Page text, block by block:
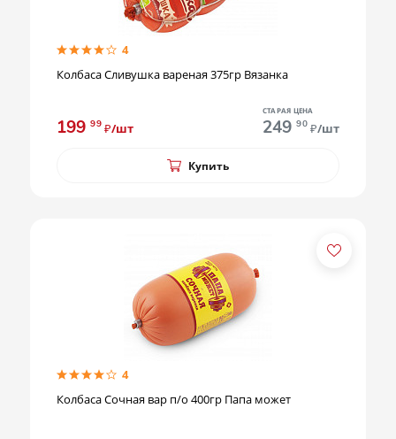
4
Колбаса Сливушка вареная 375гр Вязанка
199 99 ₽/шт
СТАРАЯ ЦЕНА
249 90 ₽/шт
Купить
4
Колбаса Сочная вар п/о 400гр Папа может